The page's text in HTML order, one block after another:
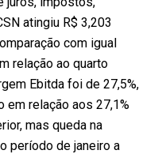
atingiu R$ 3,203
com igual
relação ao quarto
Ebitda foi de 27,5%,
em relação aos 27,1%
mas queda na
período de janeiro a